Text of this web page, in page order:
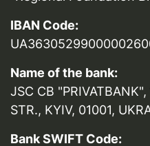
IBAN Code:
Name of the bank:
JSC CB "PRIVATBANK",
STR., KYIV, 01001,
Bank SWIFT Code: